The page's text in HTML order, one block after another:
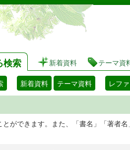
静岡県立図
検索 新着資料 テーマ資
新着資料 テーマ資料 レフ
ができます。また、「書名」「著者